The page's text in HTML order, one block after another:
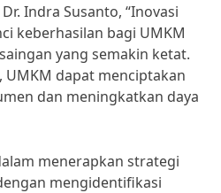
Indra Susanto, “Inovasi
keberhasilan bagi UMKM
yang semakin ketat.
dapat menciptakan
dan meningkatkan daya
menerapkan strategi
mengidentifikasi